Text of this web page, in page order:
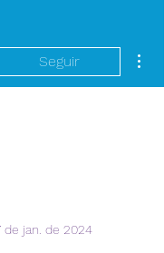
Seguir
de jan. de 2024